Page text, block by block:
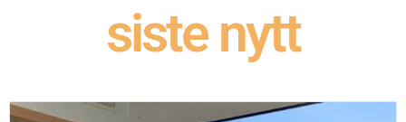
siste nytt